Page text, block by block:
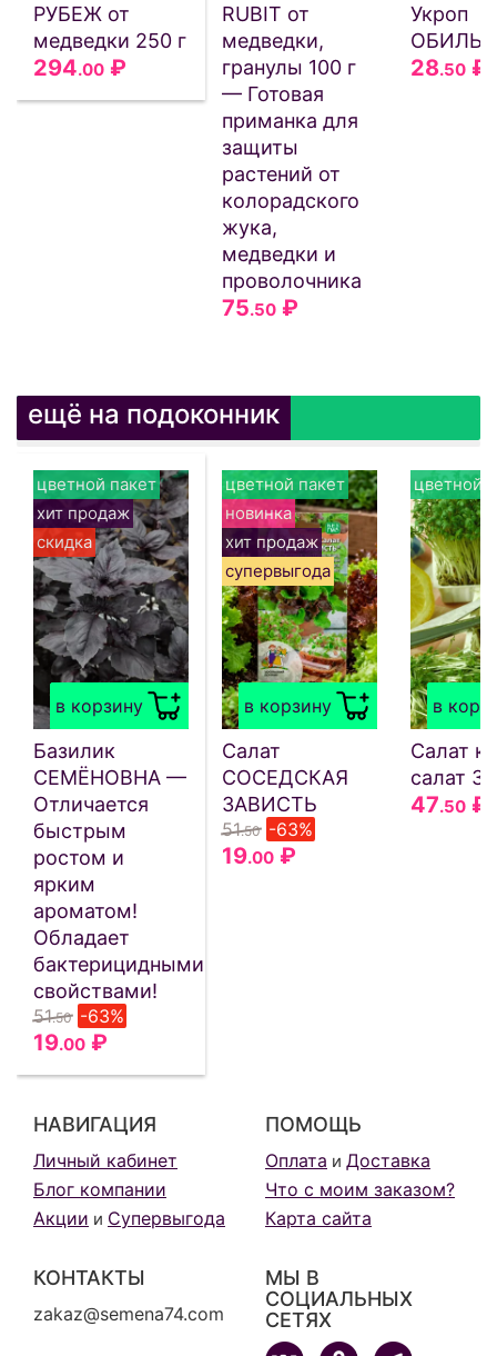
РУБЕЖ от
медведки 250 г
294.00 ₽
RUBIT от
медведки,
гранулы 100 г
— Готовая
приманка для
защиты
растений от
колорадского
жука,
медведки и
проволочника
75.50 ₽
Укроп
28.50 ₽
ещё на подоконник
в корзину
цветной пакет
хит продаж
скидка
Базилик
СЕМЁНОВНА —
Отличается
быстрым
ростом и
ярким
ароматом!
Обладает
бактерицидными
свойствами!
51.50 -63%
19.00 ₽
в корзину
цветной пакет
новинка
хит продаж
супервыгода
Салат
СОСЕДСКАЯ
ЗАВИСТЬ
51.50 -63%
19.00 ₽
в
цветной
Салат
салат
47.50 ₽
НАВИГАЦИЯ
Личный кабинет
Блог компании
Акции и Супервыгода
ПОМОЩЬ
Оплата и Доставка
Что с моим заказом?
Карта сайта
КОНТАКТЫ
zakaz@semena74.com
МЫ В
СОЦИАЛЬНЫХ
СЕТЯХ